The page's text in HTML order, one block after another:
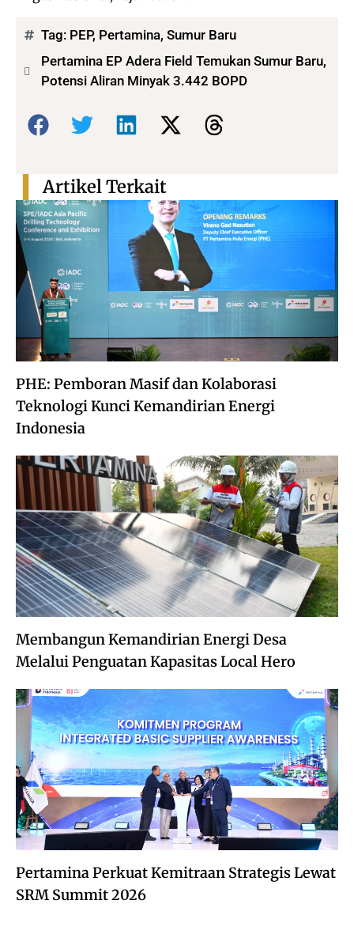
Tag: PEP, Pertamina, Sumur Baru
Pertamina EP Adera Field Temukan Sumur Baru,
Potensi Aliran Minyak 3.442 BOPD
Bagikan:
PHE: Pemboran Masif dan Kolaborasi
Teknologi Kunci Kemandirian Energi
Indonesia
Membangun Kemandirian Energi Desa
Melalui Penguatan Kapasitas Local Hero
Pertamina Perkuat Kemitraan Strategis Lewat
SRM Summit 2026
Artikel Terkait